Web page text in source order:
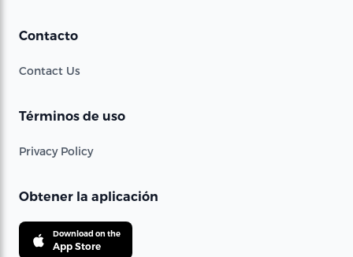
Contacto
Contact Us
Términos de uso
Privacy Policy
Obtener la aplicación
Download on the
App Store